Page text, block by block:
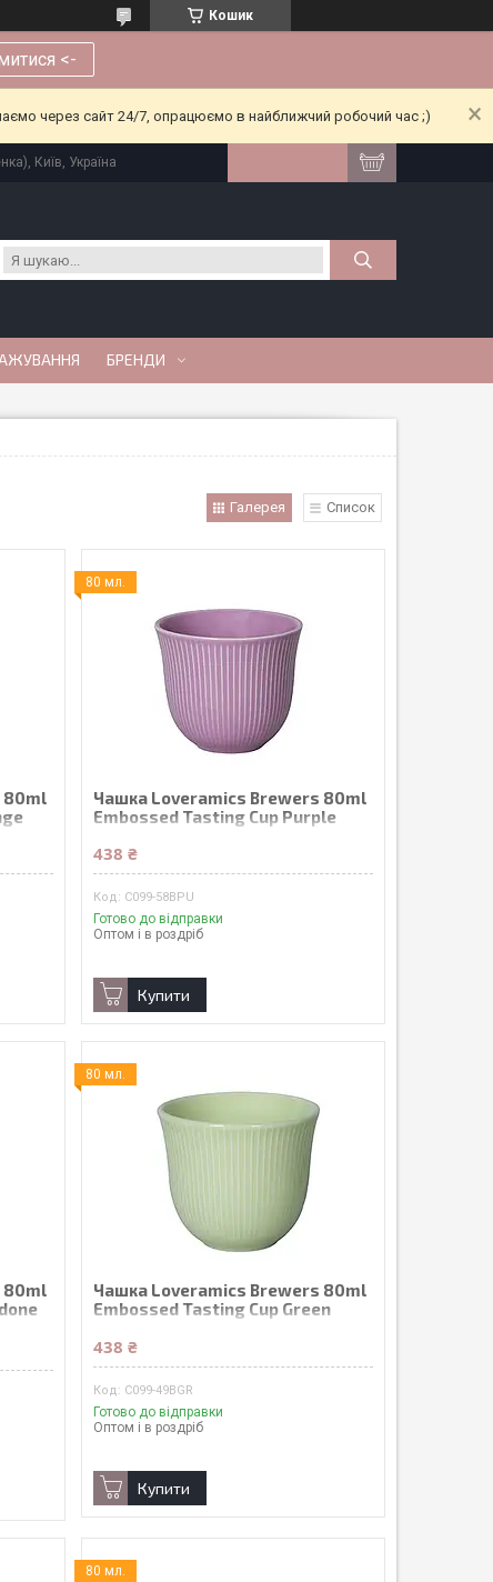
Кошик
<-
через сайт 24/7, опрацюємо в найближчий робочий час ;)
Київ, Україна
БРЕНДИ
Галерея Список
80ml
80 мл.
Чашка Loveramics Brewers 80ml
Embossed Tasting Cup Purple
438 ₴
C099-58BPU
Готово до відправки
Оптом і в роздріб
Купити
80ml
80 мл.
Чашка Loveramics Brewers 80ml
Embossed Tasting Cup Green
438 ₴
C099-49BGR
Готово до відправки
Оптом і в роздріб
Купити
80 мл.